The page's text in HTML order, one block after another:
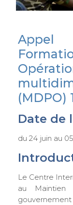
Appel
(MDPO)
Date de
du 24 juin au
Le Centre
au